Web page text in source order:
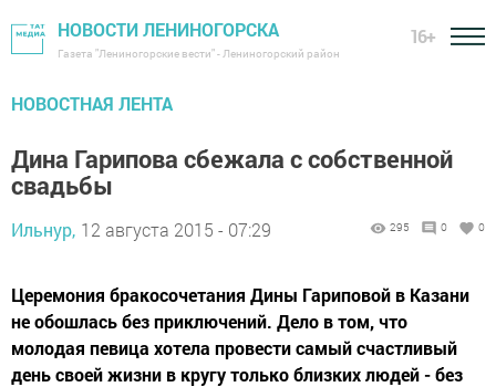
НОВОСТИ ЛЕНИНОГОРСКА
Газета "Лениногорские вести" - Лениногорский район
16+
НОВОСТНАЯ ЛЕНТА
Дина Гарипова сбежала с собственной
свадьбы
Ильнур, 12 августа 2015 - 07:29 295 0 0
Церемония бракосочетания Дины Гариповой в Казани
не обошлась без приключений. Дело в том, что
молодая певица хотела провести самый счастливый
день своей жизни в кругу только близких людей - без